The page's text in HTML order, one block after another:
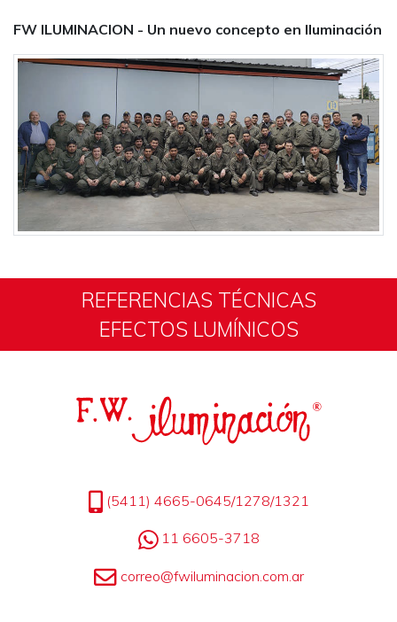
FW ILUMINACION - Un nuevo concepto en Iluminación
REFERENCIAS TÉCNICAS
EFECTOS LUMÍNICOS
(5411) 4665-0645/1278/1321
11 6605-3718
correo@fwiluminacion.com.ar